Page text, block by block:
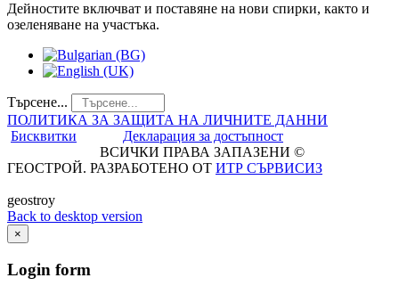
Дейностите включват и поставяне на нови спирки, както и
озеленяване на участъка.
Търсене...
ПОЛИТИКА ЗА ЗАЩИТА НА ЛИЧНИТЕ ДАННИ
Бисквитки
Декларация за достъпност
ВСИЧКИ ПРАВА ЗАПАЗЕНИ ©
ГЕОСТРОЙ. РАЗРАБОТЕНО ОТ ИТР СЪРВИСИЗ
geostroy
Back to desktop version
×
Login form